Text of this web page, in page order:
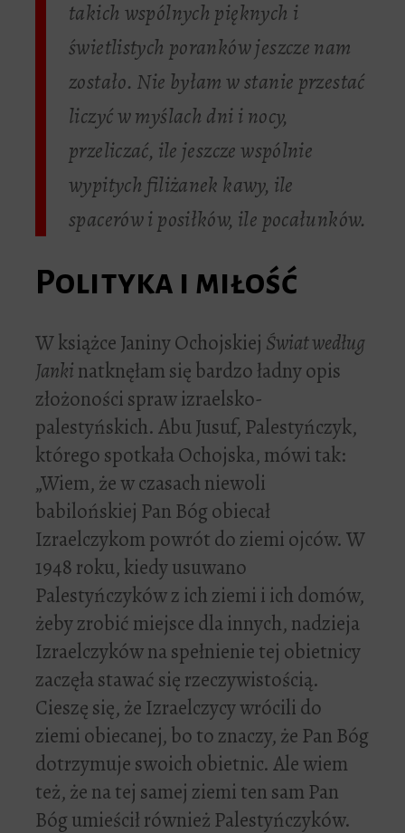
takich wspólnych pięknych i
świetlistych poranków jeszcze nam
zostało. Nie byłam w stanie przestać
liczyć w myślach dni i nocy,
przeliczać, ile jeszcze wspólnie
wypitych filiżanek kawy, ile
spacerów i posiłków, ile pocałunków.
Polityka i miłość
W książce Janiny Ochojskiej Świat według
Jankinatknęłam się bardzo ładny opis
złożoności spraw izraelsko-
palestyńskich. Abu Jusuf, Palestyńczyk,
którego spotkała Ochojska, mówi tak:
„Wiem, że w czasach niewoli
babilońskiej Pan Bóg obiecał
Izraelczykom powrót do ziemi ojców. W
1948 roku, kiedy usuwano
Palestyńczyków z ich ziemi i ich domów,
żeby zrobić miejsce dla innych, nadzieja
Izraelczyków na spełnienie tej obietnicy
zaczęła stawać się rzeczywistością.
Cieszę się, że Izraelczycy wrócili do
ziemi obiecanej, bo to znaczy, że Pan Bóg
dotrzymuje swoich obietnic. Ale wiem
też, że na tej samej ziemi ten sam Pan
Bóg umieścił również Palestyńczyków.